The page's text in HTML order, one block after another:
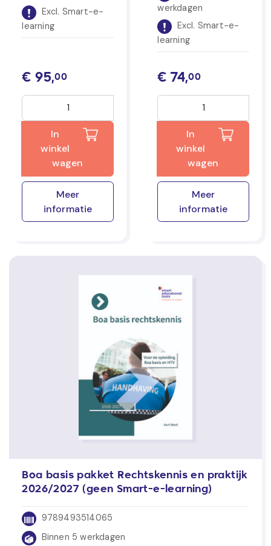
Excl. Smart-e-
learning
€ 95,00
In
winkel
wagen
Meer
informatie
werkdagen
Excl. Smart-e-
learning
€ 74,00
In
winkel
wagen
Meer
informatie
Boa basis pakket Rechtskennis en praktijk
2026/2027 (geen Smart-e-learning)
9789493514065
Binnen 5 werkdagen